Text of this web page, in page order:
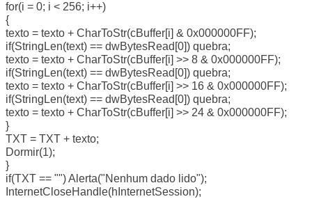
for(i = 0; i < 256; i++)
{
texto = texto + CharToStr(cBuffer[i] & 0x000000FF);
if(StringLen(text) == dwBytesRead[0]) quebra;
texto = texto + CharToStr(cBuffer[i] >> 8 & 0x000000FF);
if(StringLen(text) == dwBytesRead[0]) quebra;
texto = texto + CharToStr(cBuffer[i] >> 16 & 0x000000FF);
if(StringLen(text) == dwBytesRead[0]) quebra;
texto = texto + CharToStr(cBuffer[i] >> 24 & 0x000000FF);
}
TXT = TXT + texto;
Dormir(1);
}
if(TXT == "") Alerta("Nenhum dado lido");
InternetCloseHandle(hInternetSession);